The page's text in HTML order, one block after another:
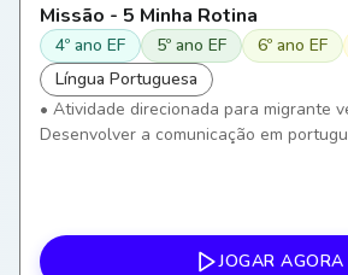
Missão - 5 Minha Rotina
4º ano EF 5º ano EF 6º ano EF
Língua Portuguesa
• Atividade direcionada para migrante
Desenvolver a comunicação em
áudios e frases. • Utilizar recursos digitais para fortalecer a
aprendizagem do Português como
JOGAR AGORA